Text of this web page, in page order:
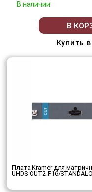
В наличии
В
Купить
Плата Kramer для
UHDS-OUT2-F16/